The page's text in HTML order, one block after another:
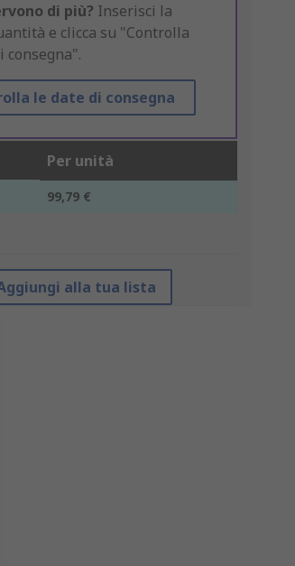
di più? Inserisci la
e clicca su "Controlla
consegna".
le date di consegna
Per unità
99,79 €
alla tua lista